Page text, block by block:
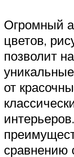
Огромный
цветов,
позволит
от
сравнению